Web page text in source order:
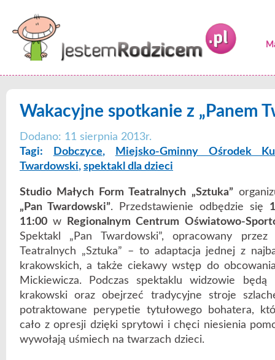
Wakacyjne spotkanie z „Panem
Dodano: 11 sierpnia 2013r.
Tagi:
Dobczyce,
Miejsko-Gminny Ośrodek
Twardowski, spektakl dla dzieci
Studio Małych Form Teatralnych „Sztuka”
„Pan Twardowski”. Przedstawienie odbędzie się
11:00 w
Regionalnym Centrum Oświatowo-
Spektakl „Pan Twardowski”, opracowany
Teatralnych „Sztuka” – to adaptacja jednej z
krakowskich, a także ciekawy wstęp do
Mickiewicza. Podczas spektaklu widzowie będą
krakowski oraz obejrzeć tradycyjne stroje
potraktowane perypetie tytułowego bohatera,
cało z opresji dzięki sprytowi i chęci niesienia
wywołają uśmiech na twarzach dzieci.